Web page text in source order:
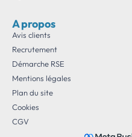
A propos
Avis clients
Recrutement
Démarche RSE
Mentions légales
Plan du site
Cookies
CGV